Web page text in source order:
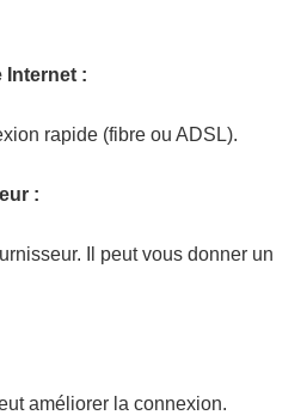
Internet :
rapide (fibre ou ADSL).
:
Il peut vous donner un
améliorer la connexion.